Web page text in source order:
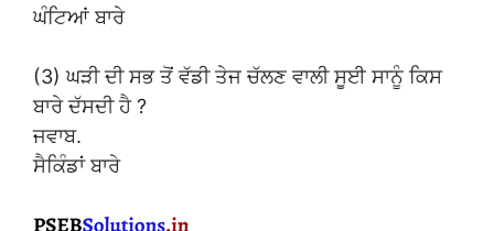
ਘੰਟਿਆਂ ਬਾਰੇ
(3) ਘੜੀ ਦੀ ਸਭ ਤੋਂ ਵੱਡੀ ਤੇਜ ਚੱਲਣ ਵਾਲੀ ਸੂਈ ਸਾਨੂੰ ਕਿਸ
ਬਾਰੇ ਦੱਸਦੀ ਹੈ ?
ਜਵਾਬ.
ਸੈਕਿੰਡਾਂ ਬਾਰੇ